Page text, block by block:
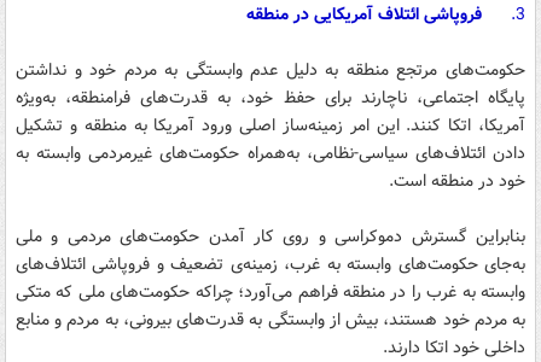
3. فروپاشی ائتلاف آمریکایی در منطقه
حکومت‌های مرتجع منطقه به دلیل عدم وابستگی به مردم خود و نداشتن
پایگاه اجتماعی، ناچارند برای حفظ خود، به قدرت‌های فرامنطقه، به‌ویژه
آمریکا، اتکا کنند. این امر زمینه‌ساز اصلی ورود آمریکا به منطقه و تشکیل
دادن ائتلاف‌های سیاسی-نظامی، به‌همراه حکومت‌های غیرمردمی وابسته به
خود در منطقه است.
بنابراین گسترش دموکراسی و روی کار آمدن حکومت‌های مردمی و ملی
به‌جای حکومت‌های وابسته به غرب، زمینه‌ی تضعیف و فروپاشی ائتلاف‌های
وابسته به غرب را در منطقه فراهم می‌آورد؛ چراکه حکومت‌های ملی که متکی
به مردم خود هستند، بیش از وابستگی به قدرت‌های بیرونی، به مردم و منابع
داخلی خود اتکا دارند.